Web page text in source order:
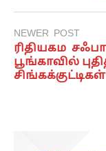
NEWER POST
ரிதியகம
பூங்காவில்
சிங்கக்குட்டிகள்